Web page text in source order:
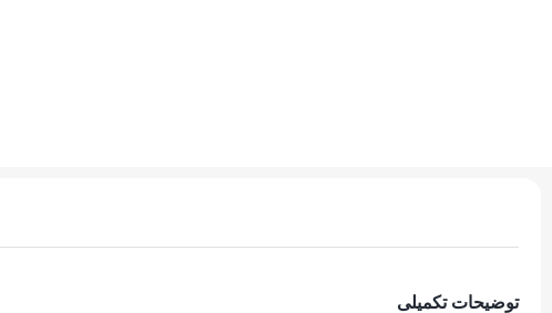
توضیحات تکمیلی